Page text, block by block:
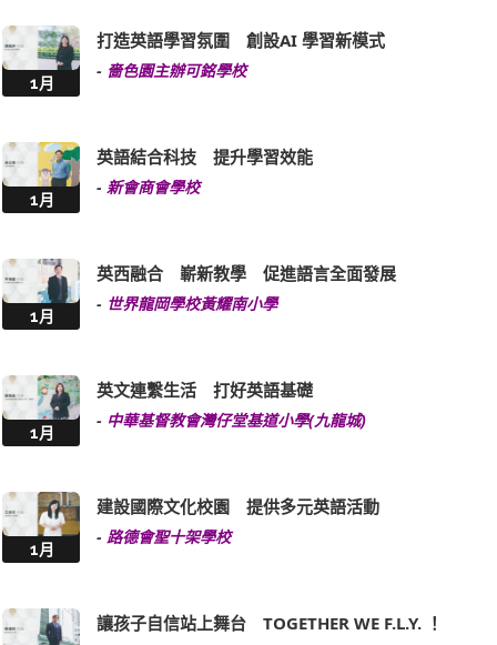
1月
打造英語學習氛圍 創設AI 學習新模式
- 嗇色園主辦可銘學校
1月
英語結合科技 提升學習效能
- 新會商會學校
1月
英西融合 嶄新教學 促進語言全面發展
- 世界龍岡學校黃耀南小學
1月
英文連繫生活 打好英語基礎
- 中華基督教會灣仔堂基道小學(九龍城)
1月
建設國際文化校園 提供多元英語活動
- 路德會聖十架學校
讓孩子自信站上舞台 TOGETHER WE F.L.Y. ！